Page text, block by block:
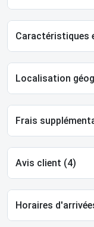
Caractéristiques
Localisation
Frais
Avis client (4)
Horaires